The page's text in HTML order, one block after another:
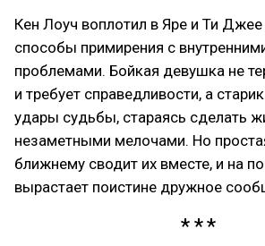
Кен Лоуч воплотил в Яре и Ти
способы примирения с
проблемами. Бойкая девушка не
и требует справедливости, а
удары судьбы, стараясь сделать
незаметными мелочами. Но
ближнему сводит их вместе, и на
вырастает поистине дружное